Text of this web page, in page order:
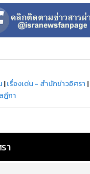
|เรื่องเด่น - สำนักข่าวอิศรา |
ฎีกา
า